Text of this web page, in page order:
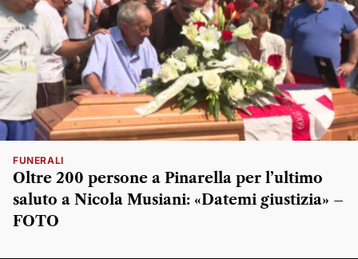
FUNERALI
Oltre 200 persone a Pinarella per l’ultimo
saluto a Nicola Musiani: «Datemi giustizia» –
FOTO